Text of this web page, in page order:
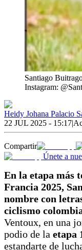
Santiago
Instagram:
Heidy Johana Palacio
22 JUL 2025 - 15:17|
Compartir
Únete a
En la etapa más
Francia 2025,
nombre con
ciclismo
Ventoux, en una
podio de la etapa
estandarte de